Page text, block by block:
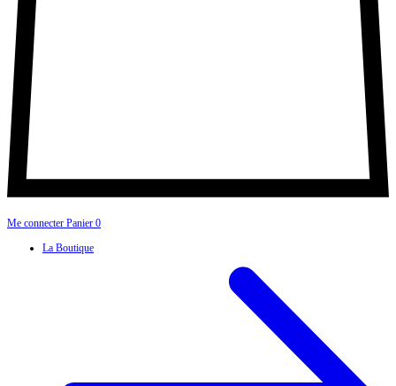
Me connecter Panier 0
La Boutique